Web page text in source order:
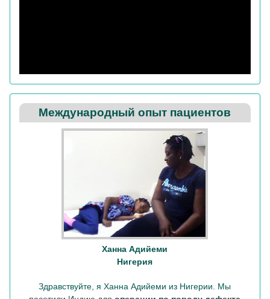
Международный опыт пациентов
Ханна Адийеми
Нигерия
Здравствуйте, я Ханна Адийеми из Нигерии. Мы